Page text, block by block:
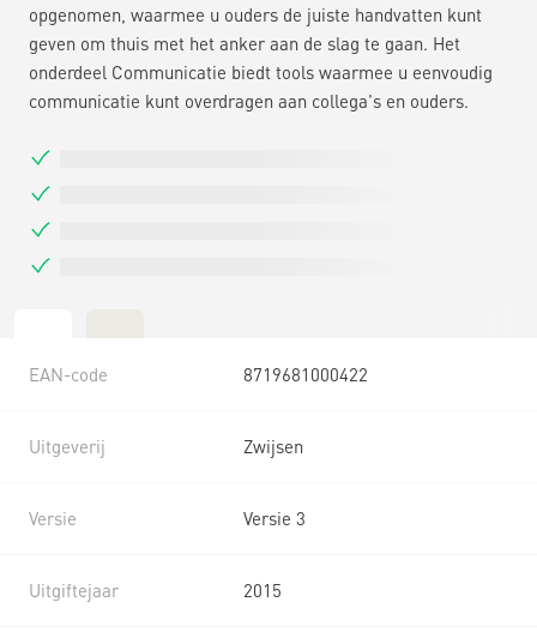
opgenomen, waarmee u ouders de juiste handvatten kunt
geven om thuis met het anker aan de slag te gaan. Het
onderdeel Communicatie biedt tools waarmee u eenvoudig
communicatie kunt overdragen aan collega's en ouders.
EAN-code 8719681000422
Uitgeverij Zwijsen
Versie Versie 3
Uitgiftejaar 2015